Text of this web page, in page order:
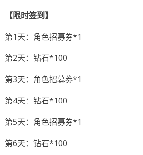
【限时签到】
第1天：角色招募券*1
第2天：钻石*100
第3天：角色招募券*1
第4天：钻石*100
第5天：角色招募券*1
第6天：钻石*100